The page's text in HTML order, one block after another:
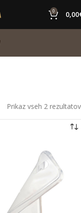
0 0,00
Prikaz vseh 2 rezultatov